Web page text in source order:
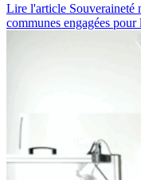
Lire l'article Souveraineté
communes engagées